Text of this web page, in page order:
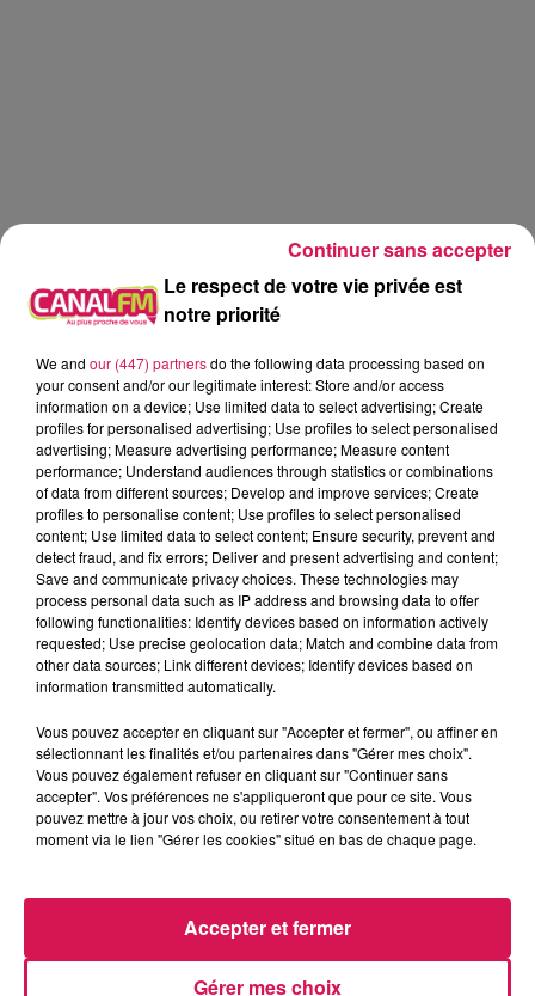
Canal fm
Geoffrey Deloux
La Ligne des Auditeurs
0:00 2 min 49 sec
24 octobre 2024 - 2 min 49 sec
24.10.2024 - LE TALENT CACHÉ DE DANIELE, DES
Revivez les meilleurs moments de la Ligne des Auditeurs
Le respect de votre vie privée est
notre priorité
We and our (447) partnersdo the following data processing based on
your consent and/or our legitimate interest: Store and/or access
information on a device; Use limited data to select advertising; Create
profiles for personalised advertising; Use profiles to select personalised
advertising; Measure advertising performance; Measure content
performance; Understand audiences through statistics or combinations
of data from different sources; Develop and improve services; Create
profiles to personalise content; Use profiles to select personalised
content; Use limited data to select content; Ensure security, prevent and
detect fraud, and fix errors; Deliver and present advertising and content;
Save and communicate privacy choices. These technologies may
process personal data such as IP address and browsing data to offer
following functionalities: Identify devices based on information actively
requested; Use precise geolocation data; Match and combine data from
other data sources; Link different devices; Identify devices based on
information transmitted automatically.
Vous pouvez accepter en cliquant sur "Accepter et fermer", ou affiner en
sélectionnant les finalités et/ou partenaires dans "Gérer mes choix".
Vous pouvez également refuser en cliquant sur "Continuer sans
accepter". Vos préférences ne s'appliqueront que pour ce site. Vous
pouvez mettre à jour vos choix, ou retirer votre consentement à tout
moment via le lien "Gérer les cookies" situé en bas de chaque page.
Gérer mes choix
Accepter et fermer
Continuer sans accepter